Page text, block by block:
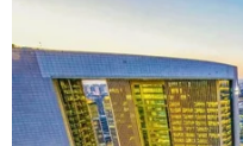
sau cuộc điện đàm
sẽ giúp thị trường ổn
hai cường quốc kinh tế.